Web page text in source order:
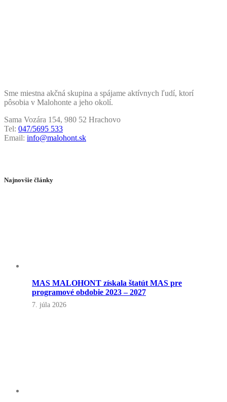
Sme miestna akčná skupina a spájame aktívnych ľudí, ktorí
pôsobia v Malohonte a jeho okolí.
Sama Vozára 154, 980 52 Hrachovo
Tel: 047/5695 533
Email: info@malohont.sk
Najnovšie články
MAS MALOHONT získala štatút MAS pre
programové obdobie 2023 – 2027
7. júla 2026